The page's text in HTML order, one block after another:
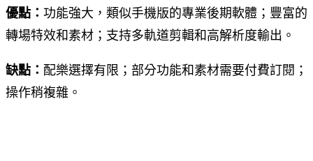
優點： 功能強大，類似手機版的專業後期軟體；豐富的
轉場特效和素材；支持多軌道剪輯和高解析度輸出。
缺點： 配樂選擇有限；部分功能和素材需要付費訂閱；
操作稍複雜。